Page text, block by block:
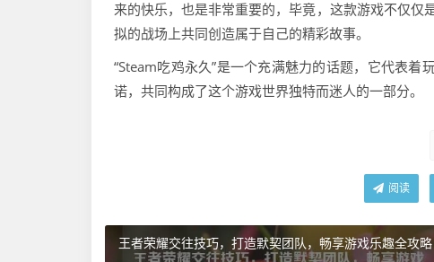
来的快乐，也是非常重要的，毕竟，这款游戏不仅
拟的战场上共同创造属于自己的精彩故事。
“Steam吃鸡永久”是一个充满魅力的话题，它代表
诺，共同构成了这个游戏世界独特而迷人的一部分。
阅读
王者荣耀交往技巧，打造默契团队，畅享游戏乐趣全攻略